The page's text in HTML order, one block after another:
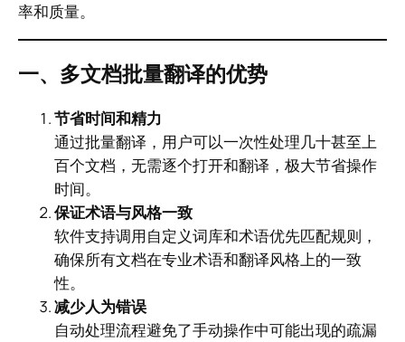
率和质量。
一、多文档批量翻译的优势
节省时间和精力
通过批量翻译，用户可以一次性处理几十甚至上
百个文档，无需逐个打开和翻译，极大节省操作
时间。
保证术语与风格一致
软件支持调用自定义词库和术语优先匹配规则，
确保所有文档在专业术语和翻译风格上的一致
性。
减少人为错误
自动处理流程避免了手动操作中可能出现的疏漏